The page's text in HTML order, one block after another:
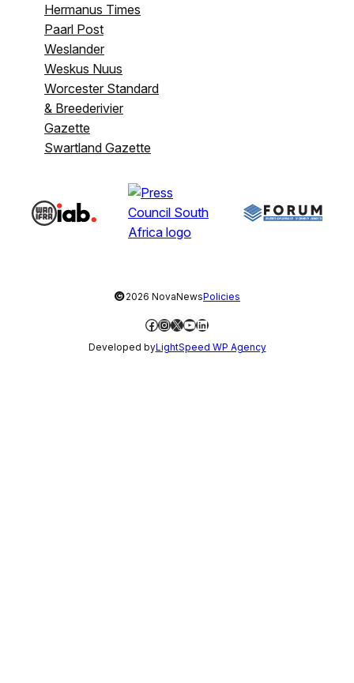
Hermanus Times
Paarl Post
Weslander
Weskus Nuus
Worcester Standard
& Breederivier
Gazette
Swartland Gazette
©2026 NovaNewsPolicies
Facebook
Instagram
X YouTube
LinkedIn
Developed byLightSpeed WP Agency